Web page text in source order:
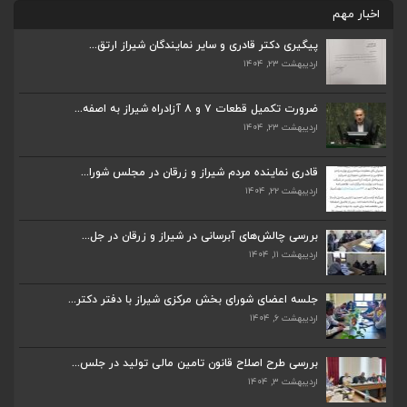
اخبار مهم
پیگیری دکتر قادری و سایر نمایندگان شیراز ارتق...
اردیبهشت ۲۳, ۱۴۰۴
ضرورت تکمیل قطعات ۷ و ۸ آزادراه شیراز به اصفه...
اردیبهشت ۲۳, ۱۴۰۴
قادری نماینده مردم شیراز و زرقان در مجلس شورا...
اردیبهشت ۲۲, ۱۴۰۴
بررسی چالش‌های آبرسانی در شیراز و زرقان در جل...
اردیبهشت ۱۱, ۱۴۰۴
جلسه اعضای شورای بخش مرکزی شیراز با دفتر دکتر...
اردیبهشت ۶, ۱۴۰۴
بررسی طرح اصلاح قانون تامین مالی تولید در جلس...
اردیبهشت ۳, ۱۴۰۴
اردیبهشت ۲۳, ۱۴۰۴
قادری نماینده مردم شیراز و زرقان در مجلس شورا...
اردیبهشت ۲۲, ۱۴۰۴
بررسی چالش‌های آبرسانی در شیراز و زرقان در جل...
جلسه اعضای شورای بخش مرکزی شیراز با دفتر دکتر...
پیگیری دکتر قادری و سایر نمایندگان شیراز ارتق...
ضرورت تکمیل قطعات ۷ و ۸ آزادراه شیراز به اصفه...
اردیبهشت ۲۳, ۱۴۰۴